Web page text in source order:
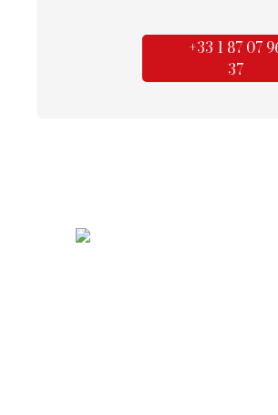
+33 1 87 07
37